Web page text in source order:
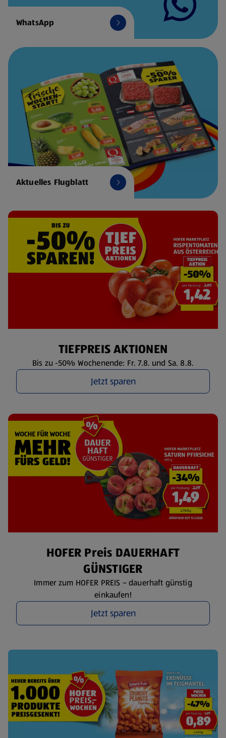
WhatsApp
Aktuelles Flugblatt
TIEFPREIS AKTIONEN
Bis zu -50% Wochenende: Fr. 7.8. und Sa. 8.8.
Jetzt sparen
HOFER Preis DAUERHAFT
GÜNSTIGER
Immer zum HOFER PREIS – dauerhaft günstig
einkaufen!
Jetzt sparen